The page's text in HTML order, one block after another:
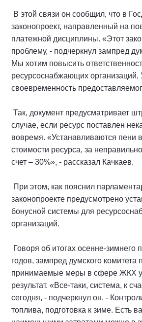
В этой связи он сообщил, что в
законопроект, направленный на
платежной дисциплины. «Этот
проблему, - подчеркнул зампред
Мы хотим повысить
ресурсоснабжающих организаций,
своевременность
Так, документ предусматривает
случае, если ресурс поставлен
вовремя. «Устанавливаются пени
стоимости ресурса, за
счет – 30%», - рассказал Качкаев.
При этом, как пояснил
законопроекте предусмотрено
бонусной системы для
организаций.
Говоря об итогах осенне-зимнего
годов, зампред думского комитета
принимаемые меры в сфере ЖКХ
результат. «Все-таки, система, к
сегодня, - подчеркнул он. -
топлива, подготовка к зиме. Есть